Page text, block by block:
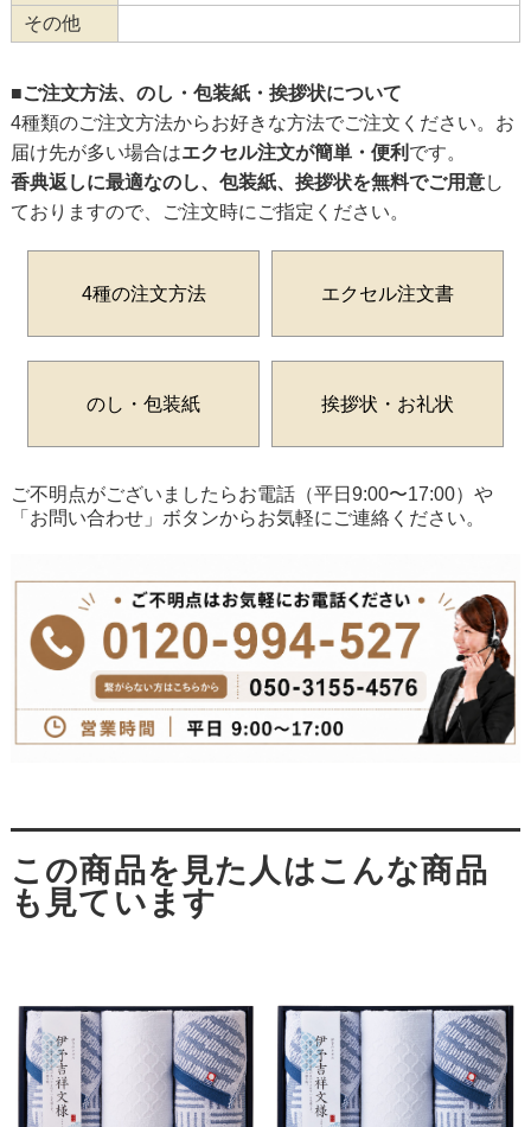
その他
■ご注文方法、のし・包装紙・挨拶状について
4種類のご注文方法からお好きな方法でご注文ください。お
届け先が多い場合はエクセル注文が簡単・便利 です。
香典返しに最適なのし、包装紙、挨拶状を無料でご用意し
ておりますので、ご注文時にご指定ください。
4種の注文方法 エクセル注文書
のし・包装紙 挨拶状・お礼状
ご不明点がございましたらお電話（平日9:00〜17:00）や
「お問い合わせ」ボタンからお気軽にご連絡ください。